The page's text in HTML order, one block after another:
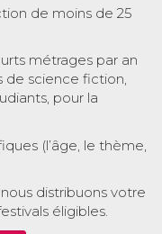
de moins de 25
métrages par an
de science fiction,
pour la
(l’âge, le thème,
distribuons votre
éligibles.